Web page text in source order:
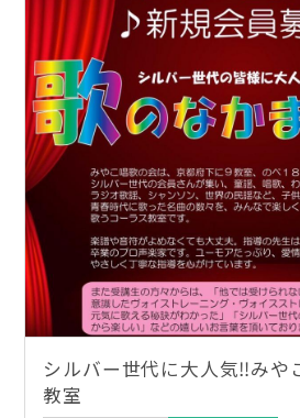
シルバー世代に大人気‼︎みや
教室